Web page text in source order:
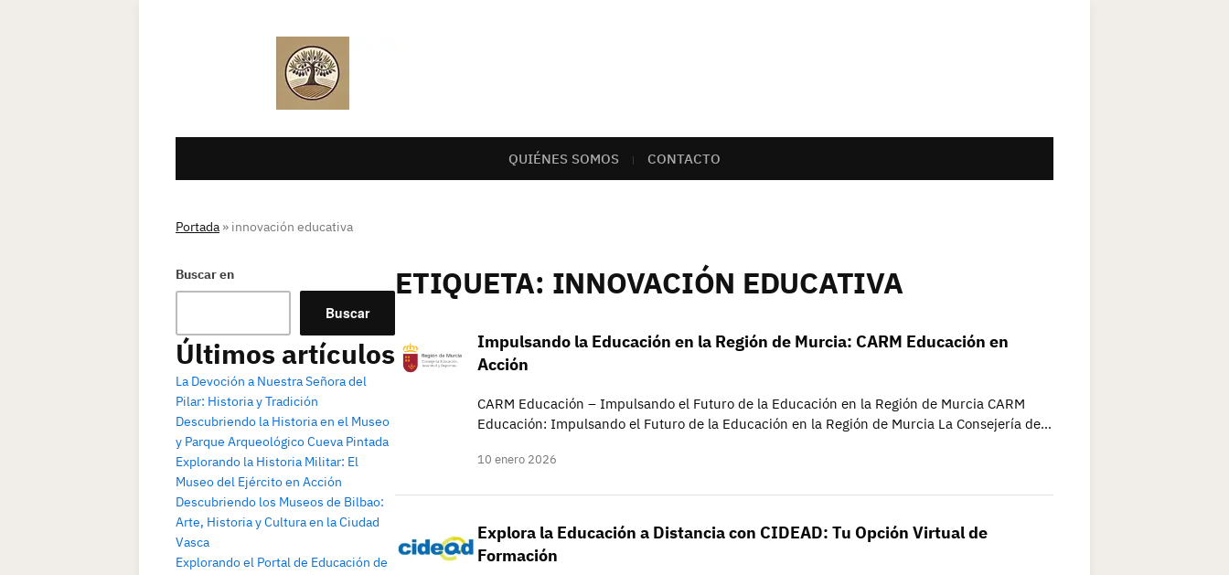
QUIÉNES SOMOS CONTACTO
Portada » innovación educativa
Buscar en
Buscar
Últimos artículos
La Devoción a Nuestra Señora del
Pilar: Historia y Tradición
Descubriendo la Historia en el Museo
y Parque Arqueológico Cueva Pintada
Explorando la Historia Militar: El
Museo del Ejército en Acción
Descubriendo los Museos de Bilbao:
Arte, Historia y Cultura en la Ciudad
Vasca
Explorando el Portal de Educación de
ETIQUETA: INNOVACIÓN EDUCATIVA
Impulsando la Educación en la Región de Murcia: CARM Educación en
Acción
CARM Educación – Impulsando el Futuro de la Educación en la Región de Murcia CARM
Educación: Impulsando el Futuro de la Educación en la Región de Murcia La Consejería de…
10 enero 2026
Explora la Educación a Distancia con CIDEAD: Tu Opción Virtual de
Formación